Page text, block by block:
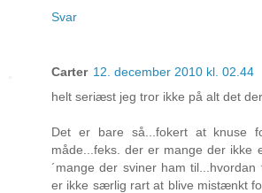
Svar
Carter 12. december 2010 kl. 02.44
helt seriæst jeg tror ikke på alt det
Det er bare så...fokert at knuse
måde...feks. der er mange der ikke
´mange der sviner ham
er ikke særlig rart at blive mistænkt